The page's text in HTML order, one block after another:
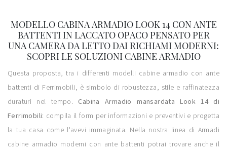
MODELLO CABINA ARMADIO LOOK 14 CON ANTE
BATTENTI IN LACCATO OPACO PENSATO PER
UNA CAMERA DA LETTO DAI RICHIAMI MODERNI:
SCOPRI LE SOLUZIONI CABINE ARMADIO
Questa proposta, tra i differenti modelli cabine armadio con ante
battenti di Ferrimobili, è simbolo di robustezza, stile e raffinatezza
duraturi nel tempo. Cabina Armadio mansardata Look 14 di
Ferrimobili: compila il form per informazioni e preventivi e progetta
la tua casa come l'avevi immaginata. Nella nostra linea di Armadi
cabine armadio moderni con ante battenti potrai trovare anche il